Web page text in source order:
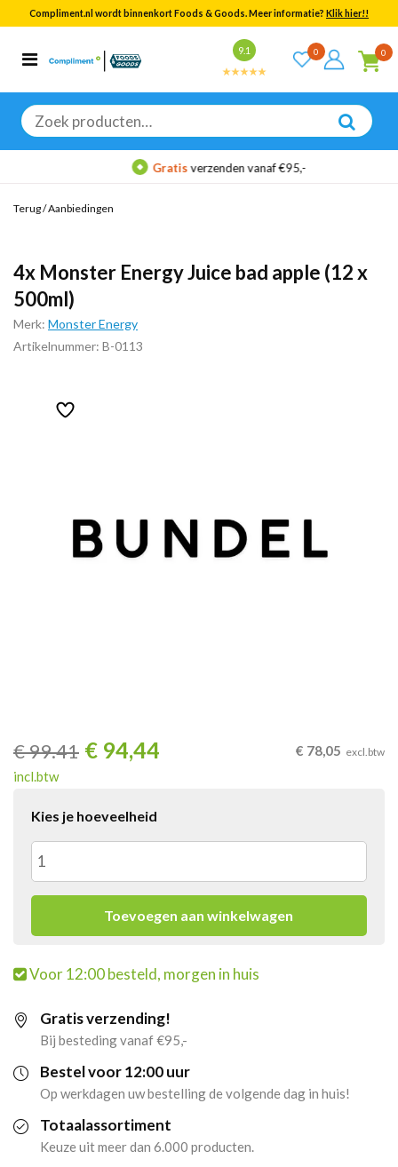
Compliment.nl wordt binnenkort Foods & Goods. Meer informatie? Klik hier!!
9.1 0 0
Zoeken
naar:
Categorieën
Bekijk alle resultaten
Gratisverzenden vanaf €95,-
Terug/Aanbiedingen
4x Monster Energy Juice bad apple (12 x
500ml)
Merk: Monster Energy
Artikelnummer: B-0113
€99.41 € 94,44
incl.btw
€ 78,05 excl.btw
Kies je hoeveelheid
4x
Monster
Juice
bad
apple
Toevoegen aan winkelwagen
Voor 12:00 besteld, morgen in huis
Gratis verzending!
Bij besteding vanaf €95,-
Bestel voor 12:00 uur
Op werkdagen uw bestelling de volgende dag in huis!
Totaalassortiment
Keuze uit meer dan 6.000 producten.